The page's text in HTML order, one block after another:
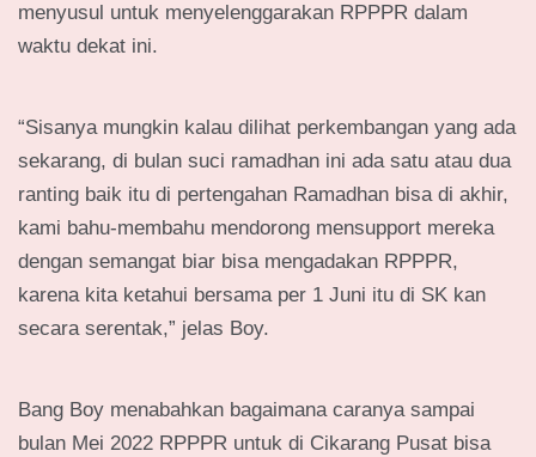
menyusul untuk menyelenggarakan RPPPR dalam
waktu dekat ini.
“Sisanya mungkin kalau dilihat perkembangan yang ada
sekarang, di bulan suci ramadhan ini ada satu atau dua
ranting baik itu di pertengahan Ramadhan bisa di akhir,
kami bahu-membahu mendorong mensupport mereka
dengan semangat biar bisa mengadakan RPPPR,
karena kita ketahui bersama per 1 Juni itu di SK kan
secara serentak,” jelas Boy.
Bang Boy menabahkan bagaimana caranya sampai
bulan Mei 2022 RPPPR untuk di Cikarang Pusat bisa